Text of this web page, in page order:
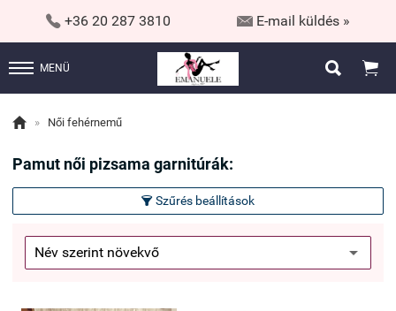
 +36 20 287 3810  E-mail küldés »
MENÜ  
 » Női fehérnemű
Pamut női pizsama garnitúrák:
 Szűrés beállítások